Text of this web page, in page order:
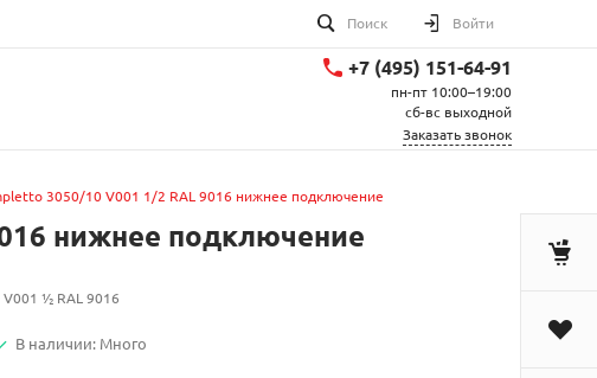
Поиск Войти
+7 (495) 151-64-91
пн-пт 10:00–19:00
сб-вс выходной
Заказать звонок
3050/10 V001 1/2 RAL 9016 нижнее подключение
нижнее подключение
V001 ½ RAL 9016
В наличии: Много